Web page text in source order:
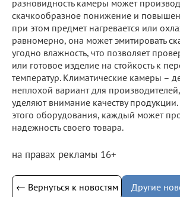
разновидность камеры может
скачкообразное понижение и
при этом предмет нагревается или
равномерно, она может эмитировать
угодно влажность, что позволяет
или готовое изделие на стойкость к
температур. Климатические камеры –
неплохой вариант для
уделяют внимание качеству
этого оборудования, каждый может
надежность своего товара.
на правах рекламы 16+
← Вернуться к новостям Другие